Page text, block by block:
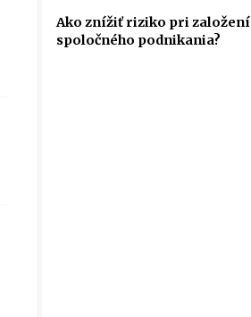
Ako znížiť riziko pri založení
spoločného podnikania?